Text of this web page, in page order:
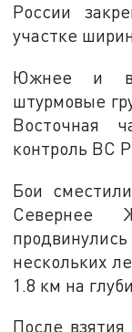
России
участке
Южнее и
штурмовые
Восточная
контроль ВС
Бои
Севернее
нескольких
1.8 км на
После